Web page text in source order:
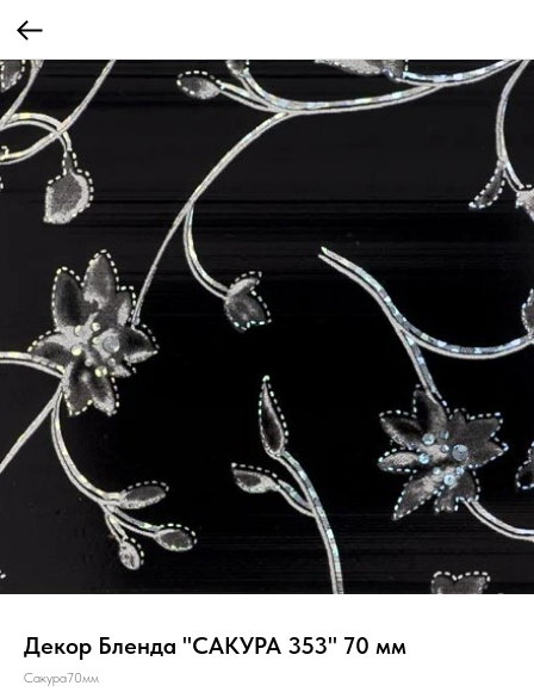
Декор Бленда "САКУРА 353" 70 мм
Сакура70мм